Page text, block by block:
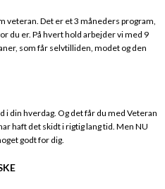
veteran. Det er et 3 måneders program,
du er. På hvert hold arbejder vi med 9
som får selvtilliden, modet og den
din hverdag. Og det får du med Veteran
haft det skidt i rigtig lang tid. Men NU
godt for dig.